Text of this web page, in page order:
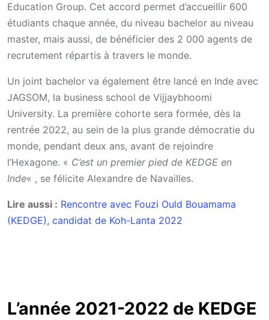
Education Group. Cet accord permet d’accueillir 600
étudiants chaque année, du niveau bachelor au niveau
master, mais aussi, de bénéficier des 2 000 agents de
recrutement répartis à travers le monde.
Un joint bachelor va également être lancé en Inde avec
JAGSOM, la business school de Vijjaybhoomi
University. La première cohorte sera formée, dès la
rentrée 2022, au sein de la plus grande démocratie du
monde, pendant deux ans, avant de rejoindre
l’Hexagone. « C’est un premier pied de KEDGE en
Inde« , se félicite Alexandre de Navailles.
Lire aussi : Rencontre avec Fouzi Ould Bouamama
(KEDGE), candidat de Koh-Lanta 2022
L’année 2021-2022 de KEDGE